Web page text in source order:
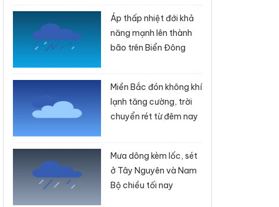
Áp thấp nhiệt đới khả
năng mạnh lên thành
bão trên Biển Đông
Miền Bắc đón không khí
lạnh tăng cường, trời
chuyển rét từ đêm nay
Mưa dông kèm lốc, sét
ở Tây Nguyên và Nam
Bộ chiều tối nay